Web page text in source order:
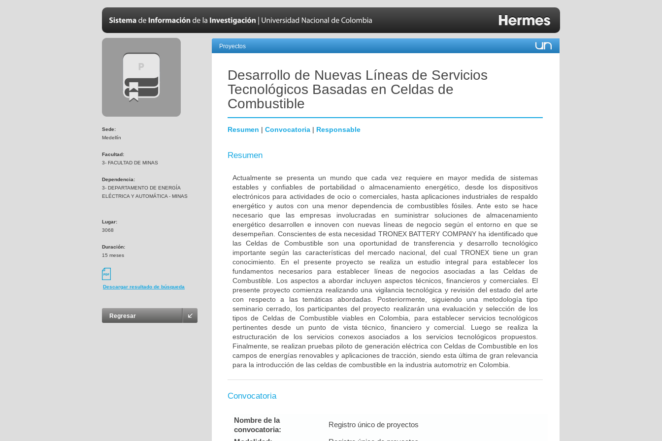
Sede:
Medellín
Facultad:
3- FACULTAD DE MINAS
Dependencia:
3- DEPARTAMENTO DE ENERGÍA
ELÉCTRICA Y AUTOMÁTICA - MINAS
Lugar:
3068
Duración:
15 meses
Descargar resultado de búsqueda
Regresar
Proyectos
Desarrollo de Nuevas Líneas de Servicios
Tecnológicos Basadas en Celdas de
Combustible
Resumen | Convocatoria | Responsable
Resumen
Actualmente se presenta un mundo que cada vez requiere en mayor medida de sistemas
estables y confiables de portabilidad o almacenamiento energético, desde los dispositivos
electrónicos para actividades de ocio o comerciales, hasta aplicaciones industriales de respaldo
energético y autos con una menor dependencia de combustibles fósiles. Ante esto se hace
necesario que las empresas involucradas en suministrar soluciones de almacenamiento
energético desarrollen e innoven con nuevas líneas de negocio según el entorno en que se
desempeñan. Conscientes de esta necesidad TRONEX BATTERY COMPANY ha identificado que
las Celdas de Combustible son una oportunidad de transferencia y desarrollo tecnológico
importante según las características del mercado nacional, del cual TRONEX tiene un gran
conocimiento. En el presente proyecto se realiza un estudio integral para establecer los
fundamentos necesarios para establecer líneas de negocios asociadas a las Celdas de
Combustible. Los aspectos a abordar incluyen aspectos técnicos, financieros y comerciales. El
presente proyecto comienza realizando una vigilancia tecnológica y revisión del estado del arte
con respecto a las temáticas abordadas. Posteriormente, siguiendo una metodología tipo
seminario cerrado, los participantes del proyecto realizarán una evaluación y selección de los
tipos de Celdas de Combustible viables en Colombia, para establecer servicios tecnológicos
pertinentes desde un punto de vista técnico, financiero y comercial. Luego se realiza la
estructuración de los servicios conexos asociados a los servicios tecnológicos propuestos.
Finalmente, se realizan pruebas piloto de generación eléctrica con Celdas de Combustible en los
campos de energías renovables y aplicaciones de tracción, siendo esta última de gran relevancia
para la introducción de las celdas de combustible en la industria automotriz en Colombia.
Convocatoria
Nombre de la
convocatoria:
Registro único de proyectos